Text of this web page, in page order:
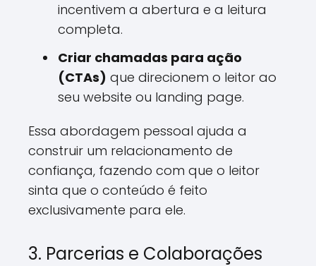
incentivem a abertura e a leitura
completa.
Criar chamadas para ação
(CTAs) que direcionem o leitor ao
seu website ou landing page.
Essa abordagem pessoal ajuda a
construir um relacionamento de
confiança, fazendo com que o leitor
sinta que o conteúdo é feito
exclusivamente para ele.
3. Parcerias e Colaborações